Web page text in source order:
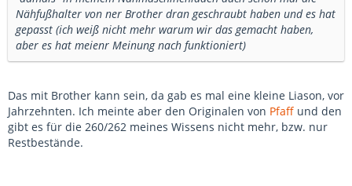
Nähfußhalter von ner Brother dran geschraubt haben und es hat
gepasst (ich weiß nicht mehr warum wir das gemacht haben,
aber es hat meienr Meinung nach funktioniert)
Das mit Brother kann sein, da gab es mal eine kleine Liason, vor
Jahrzehnten. Ich meinte aber den Originalen von Pfaff und den
gibt es für die 260/262 meines Wissens nicht mehr, bzw. nur
Restbestände.